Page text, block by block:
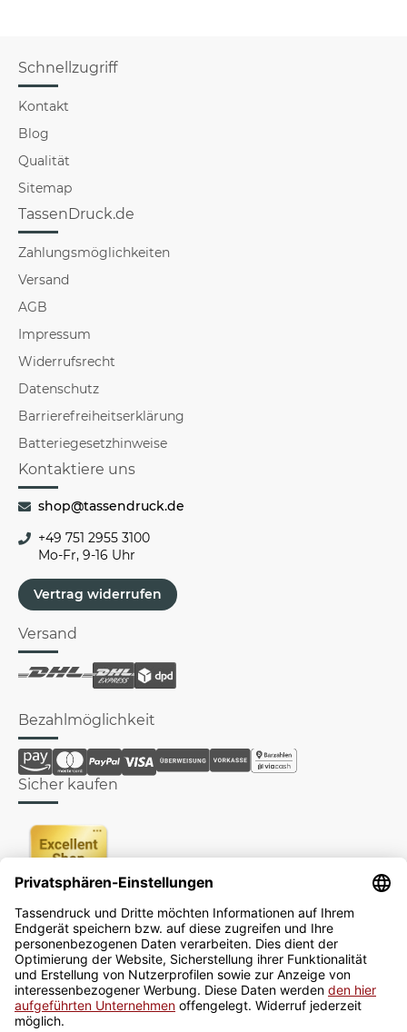
Schnellzugriff
Kontakt
Blog
Qualität
Sitemap
TassenDruck.de
Zahlungsmöglichkeiten
Versand
AGB
Impressum
Widerrufsrecht
Datenschutz
Barrierefreiheitserklärung
Batteriegesetzhinweise
Kontaktiere uns
shop@tassendruck.de
+49 751 2955 3100
Mo-Fr, 9-16 Uhr
Vertrag widerrufen
Versand
Bezahlmöglichkeit
Sicher kaufen
Newsletter